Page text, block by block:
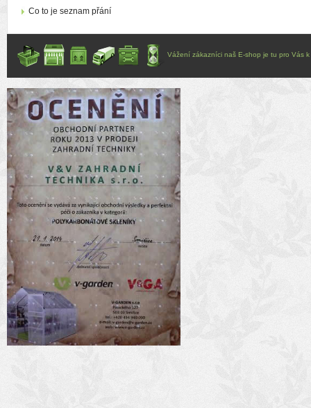
Co to je seznam přání
Vážení zákazníci naš E-shop je tu pro Vás